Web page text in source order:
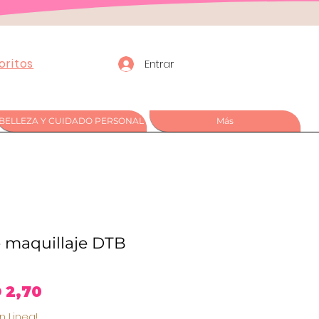
Entrar
BELLEZA Y CUIDADO PERSONAL Más
maquillaje DTB
2,70